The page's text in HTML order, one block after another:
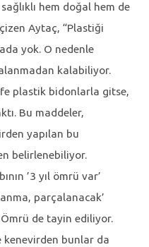
hem doğal hem de
Aytaç, “Plastiği
yok. O nedenle
kalabiliyor.
plastik bidonlarla gitse,
Bu maddeler,
yapılan bu
belirlenebiliyor.
’3 yıl ömrü var’
parçalanacak’
Ömrü de tayin ediliyor.
kenevirden bunlar da